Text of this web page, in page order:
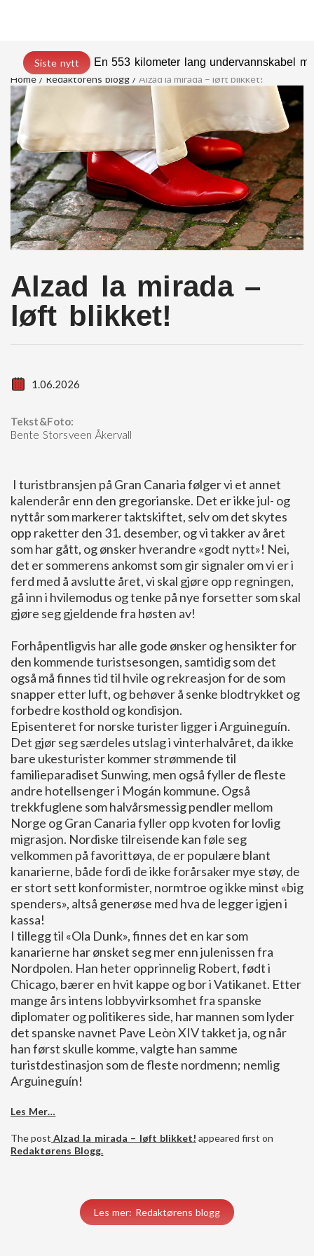
Siste nytt
En 553 kilometer lang undervannskabel
Home
Redaktorens blogg Alzad la mirada – løft blikket!
Alzad la mirada –
løft blikket!
1.06.2026
Tekst&Foto:
Bente Storsveen Åkervall
I turistbransjen på Gran Canaria følger vi et annet
kalenderår enn den gregorianske. Det er ikke jul- og
nyttår som markerer taktskiftet, selv om det skytes
opp raketter den 31. desember, og vi takker av året
som har gått, og ønsker hverandre «godt nytt»! Nei,
det er sommerens ankomst som gir signaler om vi er i
ferd med å avslutte året, vi skal gjøre opp regningen,
gå inn i hvilemodus og tenke på nye forsetter som skal
gjøre seg gjeldende fra høsten av!
Forhåpentligvis har alle gode ønsker og hensikter for
den kommende turistsesongen, samtidig som det
også må finnes tid til hvile og rekreasjon for de som
snapper etter luft, og behøver å senke blodtrykket og
forbedre kosthold og kondisjon.
Episenteret for norske turister ligger i Arguineguín.
Det gjør seg særdeles utslag i vinterhalvåret, da ikke
bare ukesturister kommer strømmende til
familieparadiset Sunwing, men også fyller de fleste
andre hotellsenger i Mogán kommune. Også
trekkfuglene som halvårsmessig pendler mellom
Norge og Gran Canaria fyller opp kvoten for lovlig
migrasjon. Nordiske tilreisende kan føle seg
velkommen på favorittøya, de er populære blant
kanarierne, både fordi de ikke forårsaker mye støy, de
er stort sett konformister, normtroe og ikke minst «big
spenders», altså generøse med hva de legger igjen i
kassa!
I tillegg til «Ola Dunk», finnes det en kar som
kanarierne har ønsket seg mer enn julenissen fra
Nordpolen. Han heter opprinnelig Robert, født i
Chicago, bærer en hvit kappe og bor i Vatikanet. Etter
mange års intens lobbyvirksomhet fra spanske
diplomater og politikeres side, har mannen som lyder
det spanske navnet Pave Leòn XIV takket ja, og når
han først skulle komme, valgte han samme
turistdestinasjon som de fleste nordmenn; nemlig
Arguineguín!
Les Mer…
The post Alzad la mirada – løft blikket! appeared first on
Redaktørens Blogg.
Les mer: Redaktørens blogg